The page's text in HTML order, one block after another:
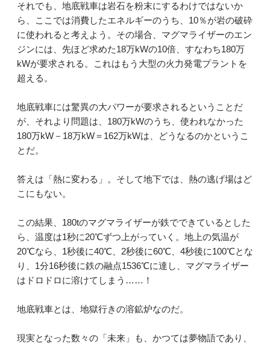
それでも、地底戦車は岩石を粉末にするわけではないか
ら、ここでは消費したエネルギーのうち、10％が岩の破砕
に使われると考えよう。その場合、マグマライザーのエン
ジンには、先ほど求めた18万kWの10倍、すなわち180万
kWが要求される。これはもう大型の火力発電プラントを
超える。
地底戦車には驚異の大パワーが要求されるということだ
が、それより問題は、180万kWのうち、使われなかった
180万kW－18万kW＝162万kWは、どうなるのかというこ
とだ。
答えは「熱に変わる」。そして地下では、熱の逃げ場はど
こにもない。
この結果、180tのマグマライザーが鉄でできているとした
ら、温度は1秒に20℃ずつ上がっていく。地上の気温が
20℃なら、1秒後に40℃、2秒後に60℃、4秒後に100℃とな
り、1分16秒後に鉄の融点1536℃に達し、マグマライザー
はドロドロに溶けてしまう……！
地底戦車とは、地獄行きの溶鉱炉なのだ。
現実となった数々の「未来」も、かつては夢物語であり、